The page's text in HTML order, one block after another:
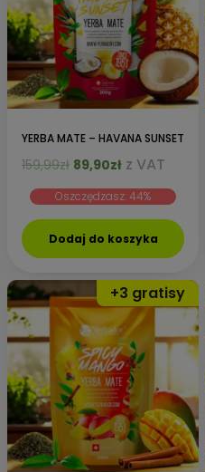
YERBA MATE – HAVANA SUNSET
159,99zł Pierwotna
wynosiła:
159,99zł.
89,90złAktualna
wynosi:
89,90zł.
z VAT
Oszczędzasz: 44%
Dodaj do koszyka